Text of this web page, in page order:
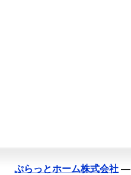
ぷらっとホーム株式会社 —